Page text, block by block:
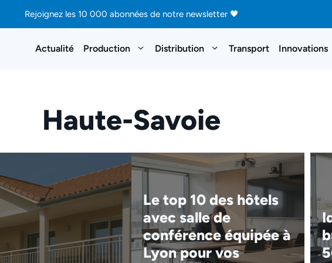
Rejoignez les 10 000 abonnées de notre newsletter 🖤
Actualité Production Distribution Transport Innovations
Haute-Savoie
Le top 10 des hôtels
avec salle de
conférence équipée à
Lyon pour vos